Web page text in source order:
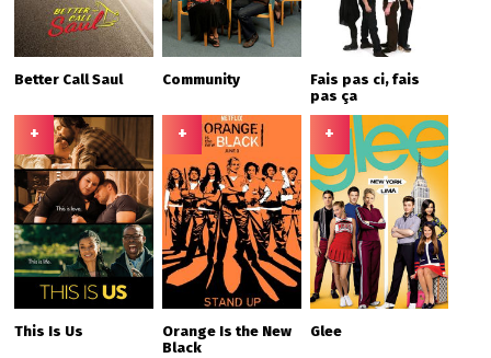
Better Call Saul Community
Fais pas ci, fais
pas ça
+
This Is Us
+
Orange Is the New
Black
+
Glee